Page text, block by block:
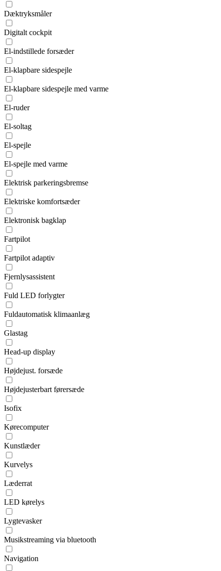
Dæktryksmåler
Digitalt cockpit
El-indstillede forsæder
El-klapbare sidespejle
El-klapbare sidespejle med varme
El-ruder
El-soltag
El-spejle
El-spejle med varme
Elektrisk parkeringsbremse
Elektriske komfortsæder
Elektronisk bagklap
Fartpilot
Fartpilot adaptiv
Fjernlysassistent
Fuld LED forlygter
Fuldautomatisk klimaanlæg
Glastag
Head-up display
Højdejust. forsæde
Højdejusterbart førersæde
Isofix
Kørecomputer
Kunstlæder
Kurvelys
Læderrat
LED kørelys
Lygtevasker
Musikstreaming via bluetooth
Navigation